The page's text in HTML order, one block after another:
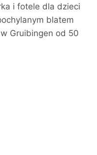
i fotele dla dzieci
blatem
Gruibingen od 50